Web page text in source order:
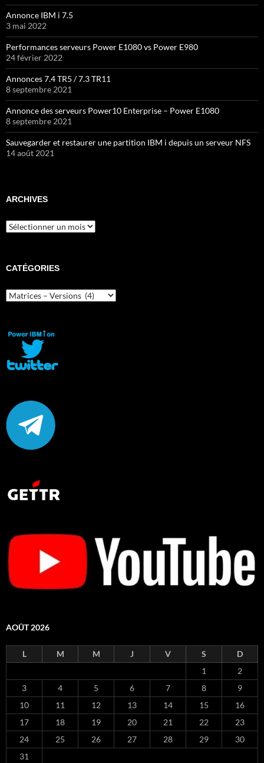
Annonce IBM i 7.5
3 mai 2022
Performances serveurs Power E1080 vs Power E980
24 février 2022
Annonces 7.4 TR5 / 7.3 TR11
8 septembre 2021
Annonce des serveurs Power10 Enterprise – Power E1080
8 septembre 2021
Sauvegarder et restaurer une partition IBM i depuis un serveur NFS
14 août 2021
ARCHIVES
Archives
CATÉGORIES
Catégories
AOÛT 2026
L M M J V S
D
1
2
3
4 5 6 7 8
9
10
11 12 13 14 15
16
17
18 19 20 21 22
23
24
25 26 27 28 29
30
31